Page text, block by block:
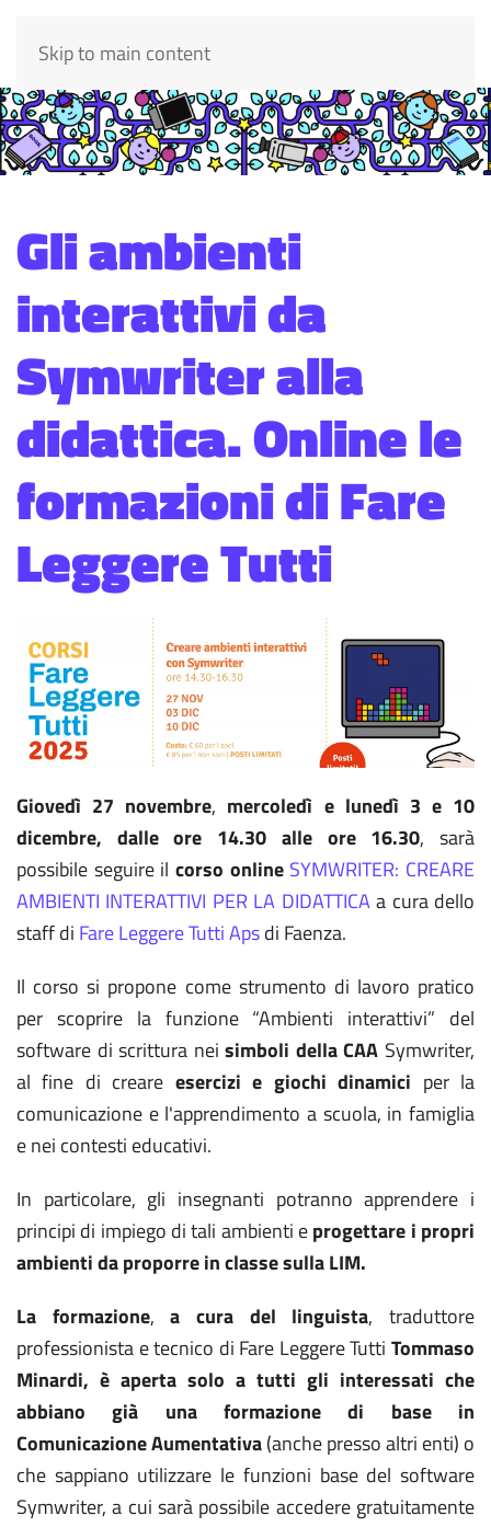
Skip to main content
Gli ambienti
interattivi da
Symwriter alla
didattica. Online le
formazioni di Fare
Leggere Tutti
Giovedì 27 novembre, mercoledì e lunedì 3 e 10
dicembre, dalle ore 14.30 alle ore 16.30, sarà
possibile seguire il corso online SYMWRITER: CREARE
AMBIENTI INTERATTIVI PER LA DIDATTICAa cura dello
staff di Fare Leggere Tutti Apsdi Faenza.
Il corso si propone come strumento di lavoro pratico
per scoprire la funzione “Ambienti interattivi” del
software di scrittura neisimboli della CAA Symwriter,
al fine di creare esercizi e giochi dinamici per la
comunicazione e l'apprendimento a scuola, in famiglia
e nei contesti educativi.
In particolare, gli insegnanti potranno apprendere i
principi di impiego di tali ambienti eprogettare i propri
ambienti da proporre in classe sulla LIM.
La formazione,a cura del linguista, traduttore
professionista e tecnico di Fare Leggere Tutti Tommaso
Minardi, è aperta solo a tutti gli interessati che
abbiano già una formazione di base in
Comunicazione Aumentativa(anche presso altri enti) o
che sappiano utilizzare le funzioni base del software
Symwriter, a cui sarà possibile accedere gratuitamente